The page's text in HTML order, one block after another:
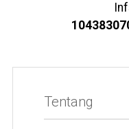
Tentang